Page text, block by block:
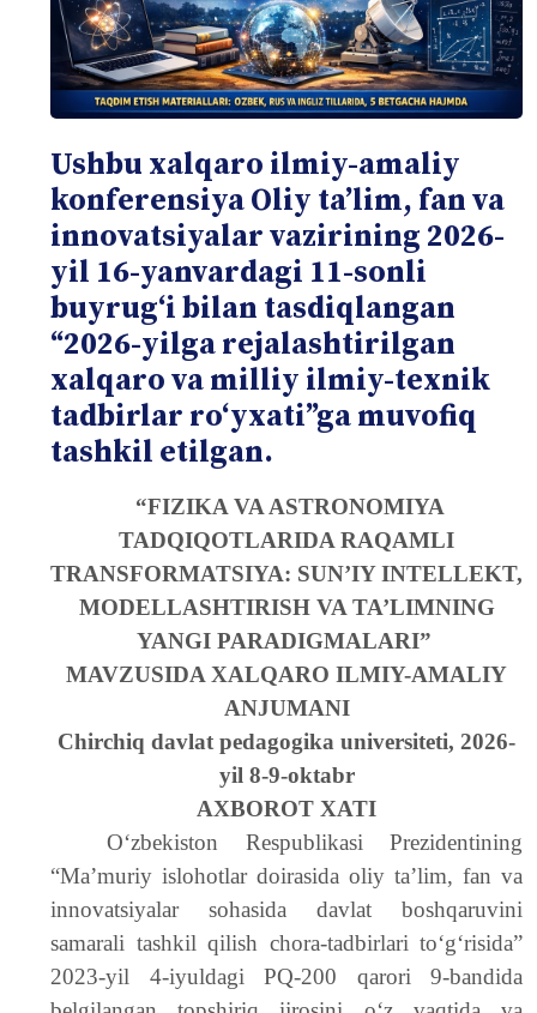
Ushbu xalqaro ilmiy-amaliy
konferensiya Oliy taʼlim, fan va
innovatsiyalar vazirining 2026-
yil 16-yanvardagi 11-sonli
buyrugʻi bilan tasdiqlangan
“2026-yilga rejalashtirilgan
xalqaro va milliy ilmiy-texnik
tadbirlar roʻyxati”ga muvofiq
tashkil etilgan.
“FIZIKA VA ASTRONOMIYA
TADQIQOTLARIDA RAQAMLI
TRANSFORMATSIYA: SUN’IY INTELLEKT,
MODELLASHTIRISH VA TA’LIMNING
YANGI PARADIGMALARI”
MAVZUSIDA XALQARO ILMIY-AMALIY
ANJUMANI
Chirchiq davlat pedagogika universiteti, 2026-
yil 8-9-oktabr
AXBOROT XATI
O‘zbekiston Respublikasi Prezidentining
“Ma’muriy islohotlar doirasida oliy ta’lim, fan va
innovatsiyalar sohasida davlat boshqaruvini
samarali tashkil qilish chora-tadbirlari to‘g‘risida”
2023-yil 4-iyuldagi PQ-200 qarori 9-bandida